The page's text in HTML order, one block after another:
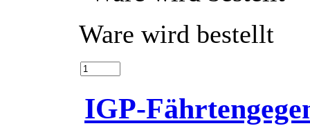
Ware wird bestellt
IGP-